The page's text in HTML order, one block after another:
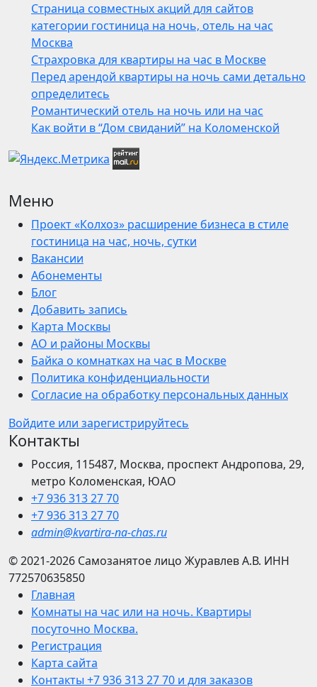
Страница совместных акций для сайтов
категории гостиница на ночь, отель на час
Москва
Страхровка для квартиры на час в Москве
Перед арендой квартиры на ночь сами детально
определитесь
Романтический отель на ночь или на час
Как войти в “Дом свиданий” на Коломенской
Меню
Проект «Колхоз» расширение бизнеса в стиле
гостиница на час, ночь, сутки
Вакансии
Абонементы
Блог
Добавить запись
Карта Москвы
АО и районы Москвы
Байка о комнатках на час в Москве
Политика конфиденциальности
Согласие на обработку персональных данных
Войдите или зарегистрируйтесь
Контакты
Россия, 115487, Москва, проспект Андропова, 29,
метро Коломенская, ЮАО
+7 936 313 27 70
+7 936 313 27 70
admin@kvartira-na-chas.ru
© 2021-2026 Самозанятое лицо Журавлев А.В. ИНН
772570635850
Главная
Комнаты на час или на ночь. Квартиры
посуточно Москва.
Регистрация
Карта сайта
Контакты +7 936 313 27 70 и для заказов